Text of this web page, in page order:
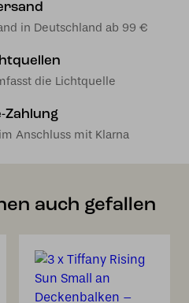
in Deutschland ab 99 €
die Lichtquelle
Zahlung
Anschluss mit Klarna
auch gefallen